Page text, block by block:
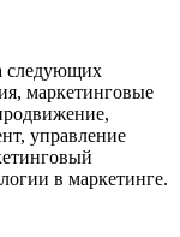
следующих
маркетинговые
управление
в маркетинге.